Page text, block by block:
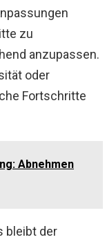
zu
anzupassen.
oder
Fortschritte
Abnehmen
bleibt der